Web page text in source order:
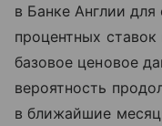
в Банке Англии
процентных ставок
базовое ценовое
вероятность
в ближайшие